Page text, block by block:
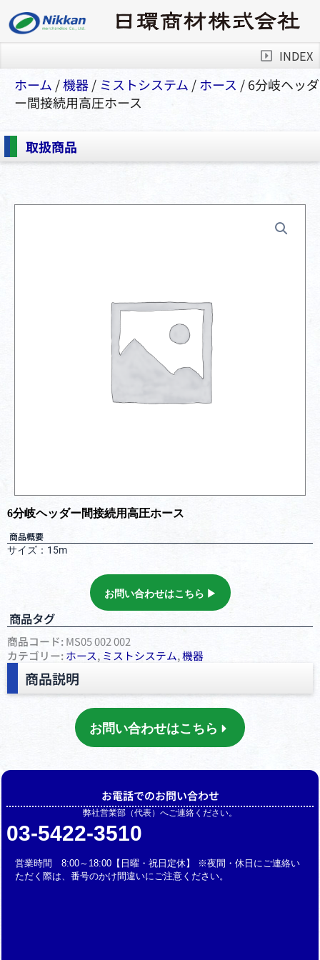
INDEX
ホーム /機器/ ミストシステム /ホース / 6分岐ヘッダ
ー間接続用高圧ホース
取扱商品
6分岐ヘッダー間接続用高圧ホース
商品概要
サイズ：15m
お問い合わせはこちら ▶︎
商品タグ
商品コード:MS05 002 002
カテゴリー:ホース, ミストシステム,機器
商品説明
お問い合わせはこちら
お電話でのお問い合わせ
弊社営業部（代表）へご連絡ください。
03-5422-3510
営業時間 8:00～18:00【日曜・祝日定休】 ※夜間・休日にご連絡い
ただく際は、番号のかけ間違いにご注意ください。